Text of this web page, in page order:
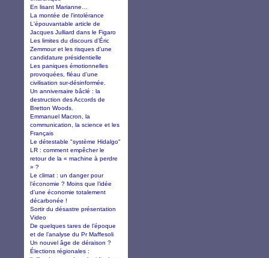
En lisant Marianne…
La montée de l'intolérance
L'épouvantable article de
Jacques Julliard dans le Figaro
Les limites du discours d’Éric
Zemmour et les risques d’une
candidature présidentielle
Les paniques émotionnelles
provoquées, fléau d’une
civilisation sur-désinformée.
Un anniversaire bâclé : la
destruction des Accords de
Bretton Woods.
Emmanuel Macron, la
communication, la science et les
Français
Le détestable "système Hidalgo"
LR : comment empêcher le
retour de la « machine à perdre
» ?
Le climat : un danger pour
l’économie ? Moins que l’idée
d’une économie totalement
décarbonée !
Sortir du désastre présentation
Video
De quelques tares de l’époque
et de l’analyse du Pr Maffesoli
Un nouvel âge de déraison ?
Élections régionales :